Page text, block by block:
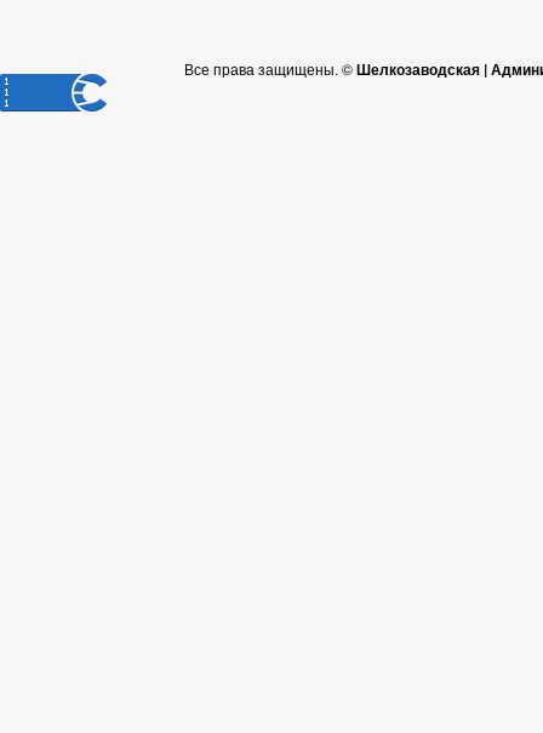
Все права защищены. ©Шелкозаводская |